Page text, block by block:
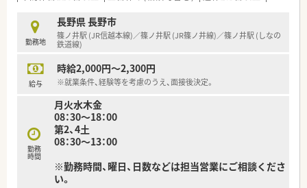
■55歳までの方であれば正社員として幅広くお受け入れしてお
り、周囲と協力しながら円滑に業務を進められる方を求めていま
す。
柔軟な対応が可能であれば、積極的に採用を検討する方針でござ
います。
【勤務実態について】
■4週9休制を導入しており、年間休日は117日まで増加している
ため、しっかり身体を休めてリフレッシュすることが可能です。
■富士薬品グループ共通の厳しい勤怠管理により、残業時間は月
す。
■全社員が対象となる6連休のリフレッシュ休暇制度があるた
勤務地
長野県 長野市
篠ノ井駅 (JR信越本線)／篠ノ井駅 (JR篠ノ井線)／篠ノ井駅 (しなの
鉄道線)
給与
時給2,000円～2,300円
※就業条件、経験等を考慮のうえ、面接後決定。
勤務
時間
月火水木金
08：30～18：00
第2、4土
08：30～13：00
※勤務時間、曜日、日数などは担当営業にご相談くださ
い。